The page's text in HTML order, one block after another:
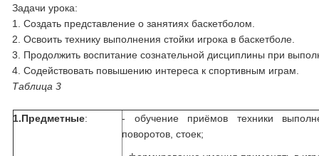
Задачи урока:
1. Создать представление о занятиях баскетболом.
2. Освоить технику выполнения стойки игрока в баскетболе.
3. Продолжить воспитание сознательной дисциплины при
4. Содействовать повышению интереса к спортивным играм.
Таблица 3
1.Предметные:
- обучение приёмов техники
поворотов, стоек;